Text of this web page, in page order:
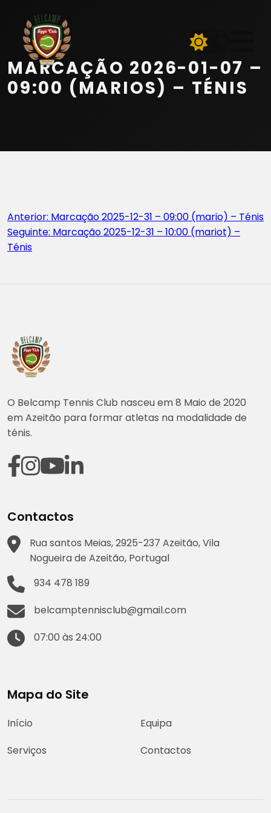
Início
Equipa
Serviços
Beach Tennis
MARCAÇÃO 2026-01-07 –
09:00 (MARIOS) – TÉNIS
Navegação
de
Anterior: Marcação 2025-12-31 – 09:00 (mario) – Ténis
Seguinte: Marcação 2025-12-31 – 10:00 (mariot) –
Ténis
O Belcamp Tennis Club nasceu em 8 Maio de 2020
em Azeitão para formar atletas na modalidade de
ténis.
Contactos
Rua santos Meias, 2925-237 Azeitão, Vila
Nogueira de Azeitão, Portugal
934 478 189
belcamptennisclub@gmail.com
07:00 às 24:00
Mapa do Site
Início
Equipa
Serviços
Contactos